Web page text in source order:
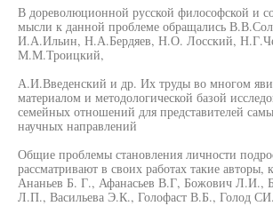
В дореволюционной русской философской и
мысли к данной проблеме обращались
И.А.Ильин, Н.А.Бердяев, Н.О. Лосский,
М.М.Троицкий,
А.И.Введенский и др. Их труды во многом
материалом и методологической базой
семейных отношений для представителей
научных направлений
Общие проблемы становления личности
рассматривают в своих работах такие
Ананьев Б. Г., Афанасьев В.Г, Божович Л.И.,
Л.П., Васильева Э.К., Голофаст В.Б., Голод